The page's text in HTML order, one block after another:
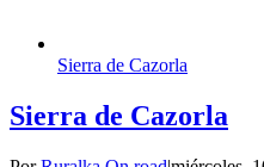
Sierra de Cazorla
Sierra de Cazorla